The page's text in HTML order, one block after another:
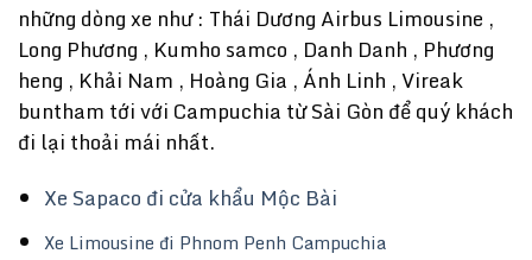
những dòng xe như : Thái Dương Airbus Limousine ,
Long Phương , Kumho samco , Danh Danh , Phương
heng , Khải Nam , Hoàng Gia , Ánh Linh , Vireak
buntham tới với Campuchia từ Sài Gòn để quý khách
đi lại thoải mái nhất.
Xe Sapaco đi cửa khẩu Mộc Bài
Xe Limousine đi Phnom Penh Campuchia